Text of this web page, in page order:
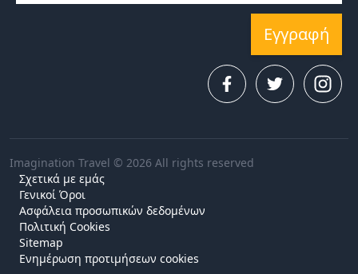
Εγγραφή
Imagination Travel © 2026 All rights reserved
Σχετικά με εμάς
Γενικοί Όροι
Ασφάλεια προσωπικών δεδομένων
Πολιτική Cookies
Sitemap
Ενημέρωση προτιμήσεων cookies